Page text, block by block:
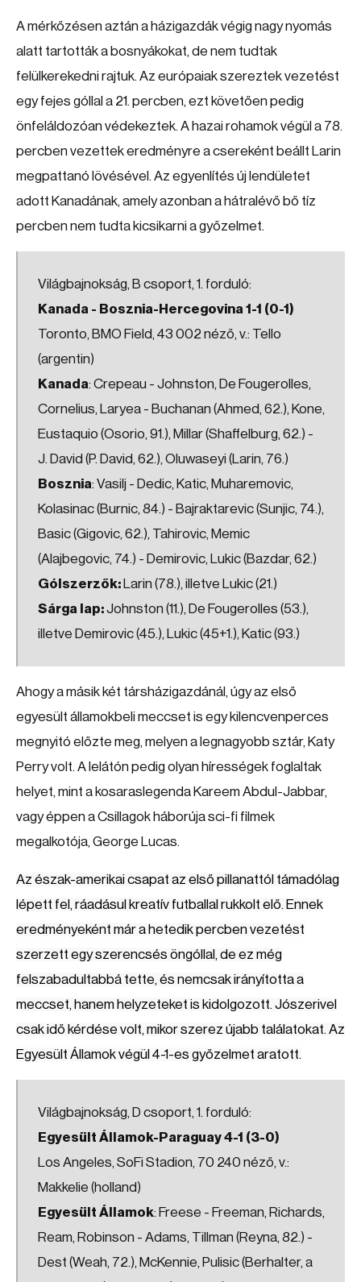
A mérkőzésen aztán a házigazdák végig nagy nyomás
alatt tartották a bosnyákokat, de nem tudtak
felülkerekedni rajtuk. Az európaiak szereztek vezetést
egy fejes góllal a 21. percben, ezt követően pedig
önfeláldozóan védekeztek. A hazai rohamok végül a 78.
percben vezettek eredményre a csereként beállt Larin
megpattanó lövésével. Az egyenlítés új lendületet
adott Kanadának, amely azonban a hátralévő bő tíz
percben nem tudta kicsikarni a győzelmet.
Világbajnokság, B csoport, 1. forduló:
Kanada - Bosznia-Hercegovina 1-1 (0-1)
Toronto, BMO Field, 43 002 néző, v.: Tello
(argentin)
Kanada: Crepeau - Johnston, De Fougerolles,
Cornelius, Laryea - Buchanan (Ahmed, 62.), Kone,
Eustaquio (Osorio, 91.), Millar (Shaffelburg, 62.) -
J. David (P. David, 62.), Oluwaseyi (Larin, 76.)
Bosznia: Vasilj - Dedic, Katic, Muharemovic,
Kolasinac (Burnic, 84.) - Bajraktarevic (Sunjic, 74.),
Basic (Gigovic, 62.), Tahirovic, Memic
(Alajbegovic, 74.) - Demirovic, Lukic (Bazdar, 62.)
Gólszerzők: Larin (78.), illetve Lukic (21.)
Sárga lap:Johnston (11.), De Fougerolles (53.),
illetve Demirovic (45.), Lukic (45+1.), Katic (93.)
Ahogy a másik két társházigazdánál, úgy az első
egyesült államokbeli meccset is egy kilencvenperces
megnyitó előzte meg, melyen a legnagyobb sztár, Katy
Perry volt. A lelátón pedig olyan hírességek foglaltak
helyet, mint a kosaraslegenda Kareem Abdul-Jabbar,
vagy éppen a Csillagok háborúja sci-fi filmek
megalkotója, George Lucas.
Az észak-amerikai csapat az első pillanattól támadólag
lépett fel, ráadásul kreatív futballal rukkolt elő. Ennek
eredményeként már a hetedik percben vezetést
szerzett egy szerencsés öngóllal, de ez még
felszabadultabbá tette, és nemcsak irányította a
meccset, hanem helyzeteket is kidolgozott. Jószerivel
csak idő kérdése volt, mikor szerez újabb találatokat. Az
Egyesült Államok végül 4-1-es győzelmet aratott.
Világbajnokság, D csoport, 1. forduló:
Egyesült Államok-Paraguay 4-1 (3-0)
Los Angeles, SoFi Stadion, 70 240 néző, v.:
Makkelie (holland)
Egyesült Államok: Freese - Freeman, Richards,
Ream, Robinson - Adams, Tillman (Reyna, 82.) -
Dest (Weah, 72.), McKennie, Pulisic (Berhalter, a